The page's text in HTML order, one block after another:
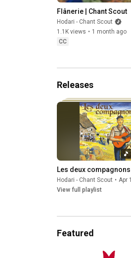
Flânerie | Chant Scout
Hodari - Chant Scout
1.1K views • 1 month ago
CC
Releases
Les deux compagnons
Hodari - Chant Scout • Apr
View full playlist
Featured